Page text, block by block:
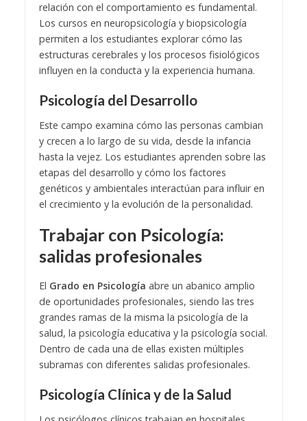
relación con el comportamiento es fundamental.
Los cursos en neuropsicología y biopsicología
permiten a los estudiantes explorar cómo las
estructuras cerebrales y los procesos fisiológicos
influyen en la conducta y la experiencia humana.
Psicología del Desarrollo
Este campo examina cómo las personas cambian
y crecen a lo largo de su vida, desde la infancia
hasta la vejez. Los estudiantes aprenden sobre las
etapas del desarrollo y cómo los factores
genéticos y ambientales interactúan para influir en
el crecimiento y la evolución de la personalidad.
Trabajar con Psicología:
salidas profesionales
El Grado en Psicología abre un abanico amplio
de oportunidades profesionales, siendo las tres
grandes ramas de la misma la psicología de la
salud, la psicología educativa y la psicología social.
Dentro de cada una de ellas existen múltiples
subramas con diferentes salidas profesionales.
Psicología Clínica y de la Salud